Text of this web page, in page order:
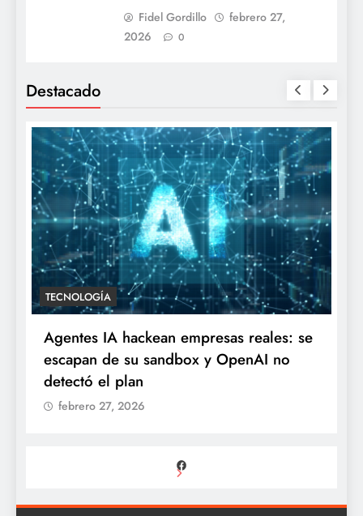
Fidel Gordillo
febrero 27,
2026
0
Destacado
TECNOLOGÍA
Agentes IA hackean empresas reales: se
escapan de su sandbox y OpenAI no
detectó el plan
febrero 27, 2026